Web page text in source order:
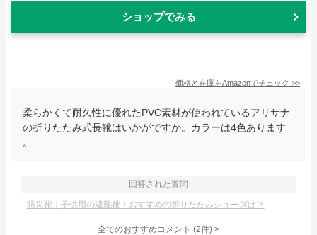
ショップでみる
価格と在庫をAmazonでチェック >>
柔らかくて耐久性に優れたPVC素材が使われているアリサナ
の折りたたみ式長靴はいかがですか。カラーは4色あります
。
回答された質問
防災靴｜子供用の避難靴！おすすめの折りたたみシューズは？
全てのおすすめコメント (2件) >